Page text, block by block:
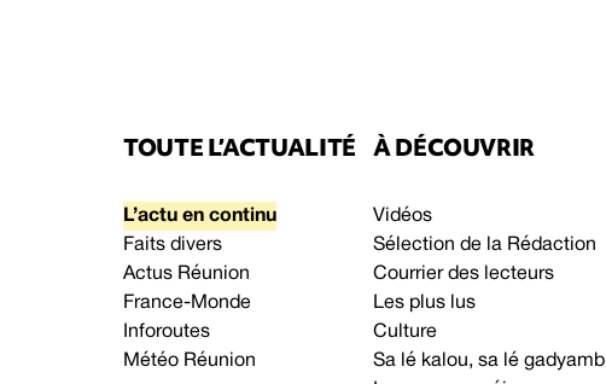
TOUTE L’ACTUALITÉ
L’actu en continu
Faits divers
Actus Réunion
France-Monde
Inforoutes
Météo Réunion
À DÉCOUVRIR
Vidéos
Sélection de la Rédaction
Courrier des lecteurs
Les plus lus
Culture
Sa lé kalou, sa lé gadyamb